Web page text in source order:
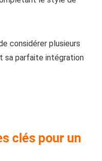
considérer plusieurs
sa parfaite intégration
clés pour un